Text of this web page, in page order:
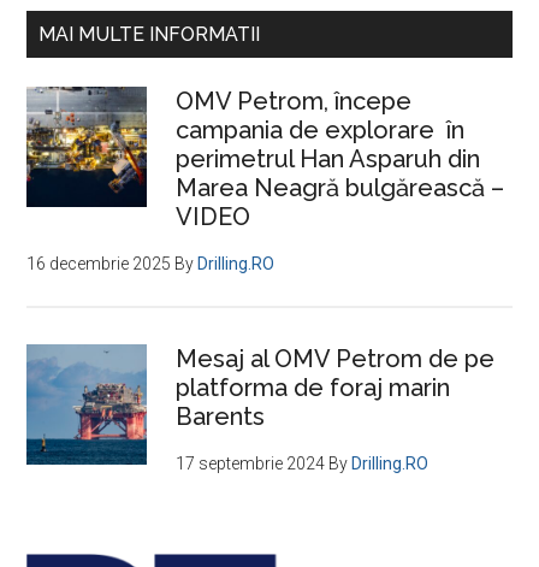
Gas
platformei
de
producţie
gaze
Neagră
Bara
MAI MULTE INFORMATII
OMV Petrom, începe
campania de explorare în
perimetrul Han Asparuh din
Marea Neagră bulgărească –
VIDEO
16 decembrie 2025 By Drilling.RO
Mesaj al OMV Petrom de pe
platforma de foraj marin
Barents
17 septembrie 2024 By Drilling.RO